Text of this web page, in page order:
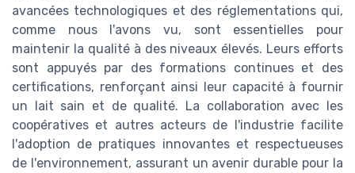
avancées technologiques et des réglementations qui,
comme nous l'avons vu, sont essentielles pour
maintenir la qualité à des niveaux élevés. Leurs efforts
sont appuyés par des formations continues et des
certifications, renforçant ainsi leur capacité à fournir
un lait sain et de qualité. La collaboration avec les
coopératives et autres acteurs de l'industrie facilite
l'adoption de pratiques innovantes et respectueuses
de l'environnement, assurant un avenir durable pour la